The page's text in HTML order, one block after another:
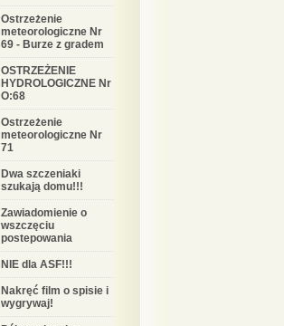
Ostrzeżenie
meteorologiczne Nr
69 - Burze z gradem
OSTRZEŻENIE
HYDROLOGICZNE Nr
O:68
Ostrzeżenie
meteorologiczne Nr
71
Dwa szczeniaki
szukają domu!!!
Zawiadomienie o
wszczęciu
postepowania
NIE dla ASF!!!
Nakręć film o spisie i
wygrywaj!